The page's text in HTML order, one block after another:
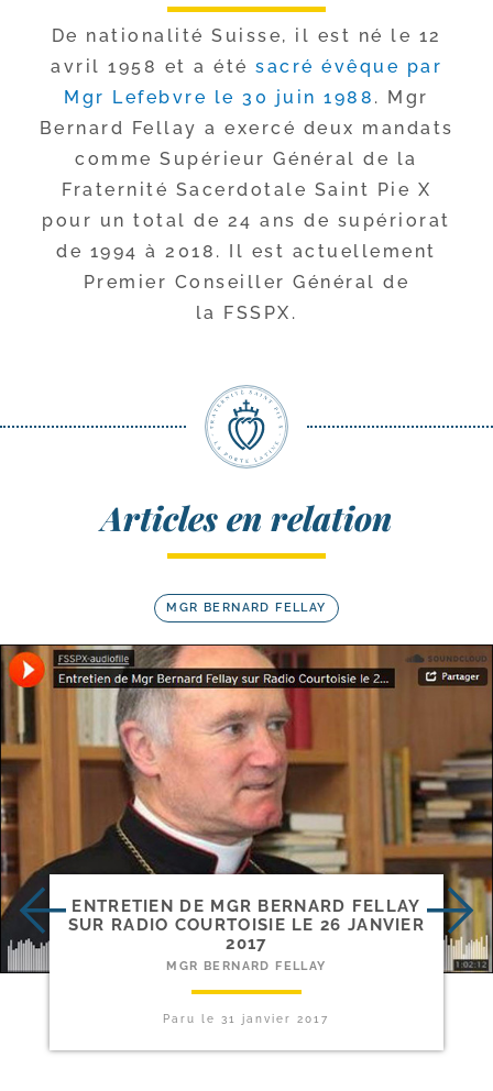
De natio­na­li­té Suisse, il est né le 12
avril 1958 et a été sacré évêque par
Mgr Lefebvre le 30 juin 1988 . Mgr
Bernard Fellay a exer­cé deux man­dats
comme Supérieur Général de la
Fraternité Sacerdotale Saint Pie X
pour un total de 24 ans de supé­rio­rat
de 1994 à 2018. Il est actuel­le­ment
Premier Conseiller Général de
la FSSPX.
Articles en relation
MGR BERNARD FELLAY
ENTRETIEN DE MGR BERNARD FELLAY
SUR RADIO COURTOISIE LE 26 JANVIER
2017
MGR BERNARD FELLAY
Paru le31 janvier 2017